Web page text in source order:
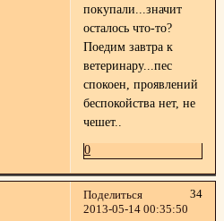
покупали...значит
осталось что-то?
Поедим завтра к
ветеринару...пес
спокоен, проявлений
беспокойства нет, не
чешет..
0
Поделиться
34
2013-05-14 00:35:50